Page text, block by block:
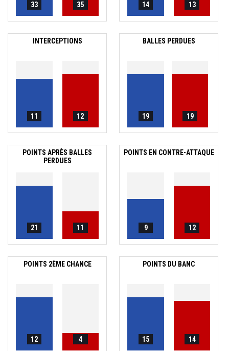
33 35 14 13
INTERCEPTIONS
11 12
BALLES PERDUES
19 19
POINTS APRÈS BALLES
PERDUES
21 11
POINTS EN CONTRE-ATTAQUE
9 12
POINTS 2ÈME CHANCE
12 4
POINTS DU BANC
15 14